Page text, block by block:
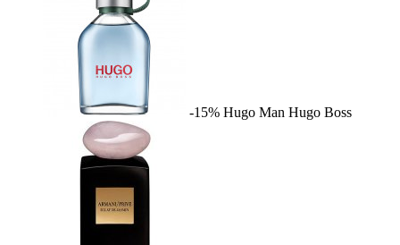
-15% Hugo Man Hugo Boss